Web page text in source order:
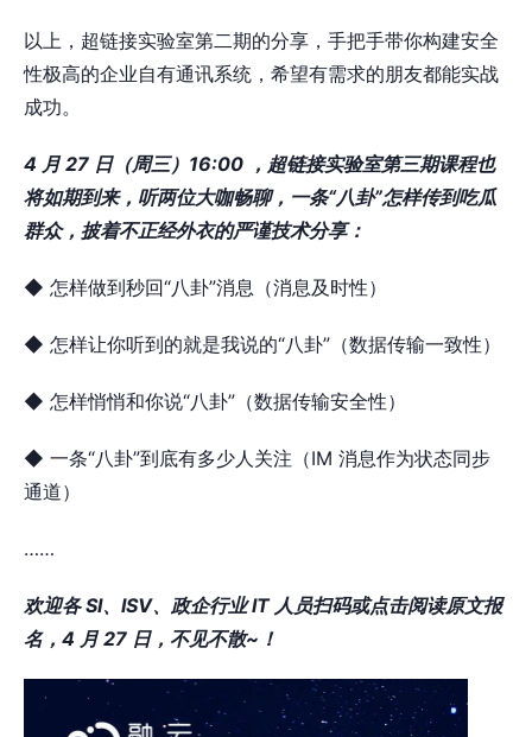
以上，超链接实验室第二期的分享，手把手带你构建安全
性极高的企业自有通讯系统，希望有需求的朋友都能实战
成功。
4 月 27 日（周三）16:00 ，超链接实验室第三期课程也
将如期到来，听两位大咖畅聊，一条“八卦”怎样传到吃瓜
群众，披着不正经外衣的严谨技术分享：
◆ 怎样做到秒回“八卦”消息（消息及时性）
◆ 怎样让你听到的就是我说的“八卦”（数据传输一致性）
◆ 怎样悄悄和你说“八卦”（数据传输安全性）
◆ 一条“八卦”到底有多少人关注（IM 消息作为状态同步
通道）
……
欢迎各 SI、ISV、政企行业 IT 人员扫码或点击阅读原文报
名，4 月 27 日，不见不散~！